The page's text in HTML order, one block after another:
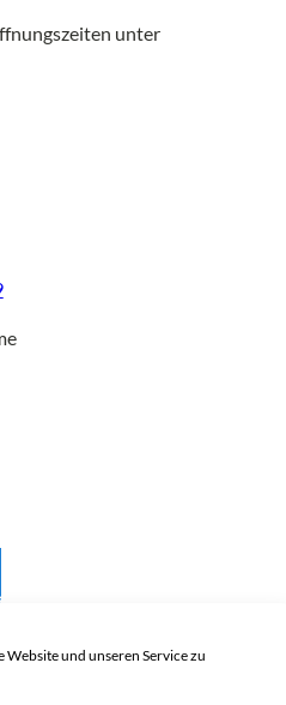
und unseren Service zu
unter